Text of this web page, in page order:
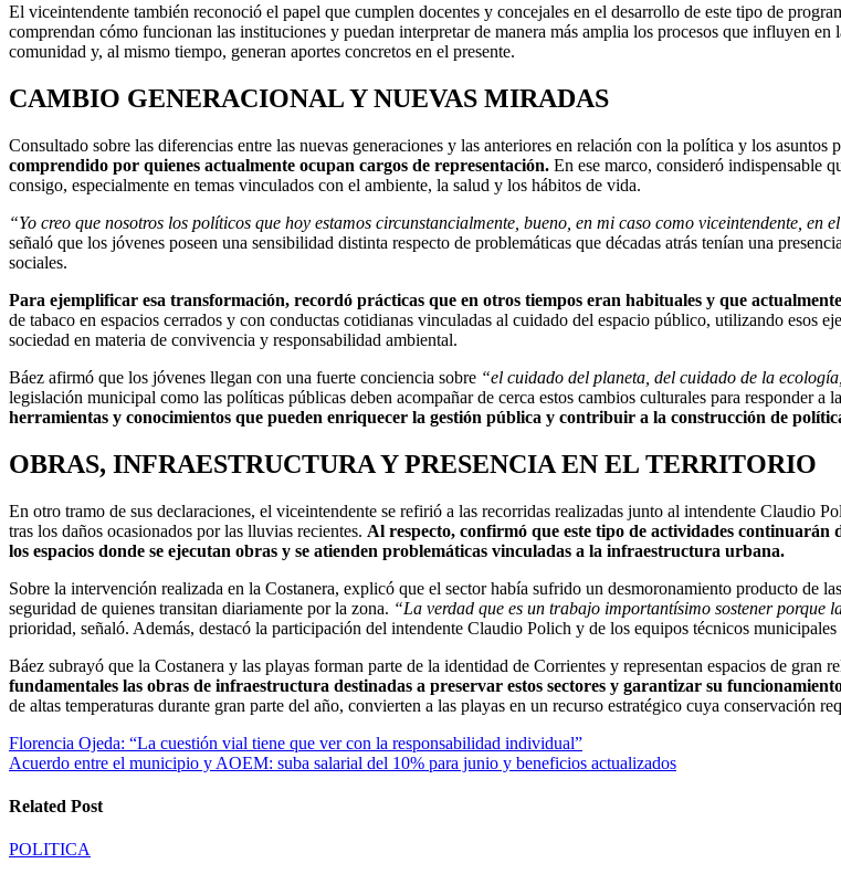
El viceintendente también reconoció el papel que cumplen docentes y concejales en el desarrollo de este tipo de
comprendan cómo funcionan las instituciones y puedan interpretar de manera más amplia los procesos que influyen
comunidad y, al mismo tiempo, generan aportes concretos en el presente.
CAMBIO GENERACIONAL Y NUEVAS MIRADAS
Consultado sobre las diferencias entre las nuevas generaciones y las anteriores en relación con la política y los asuntos
comprendido por quienes actualmente ocupan cargos de representación. En ese marco, consideró indispensable
consigo, especialmente en temas vinculados con el ambiente, la salud y los hábitos de vida.
“Yo creo que nosotros los políticos que hoy estamos circunstancialmente, bueno, en mi caso como viceintendente, en
señaló que los jóvenes poseen una sensibilidad distinta respecto de problemáticas que décadas atrás tenían una
sociales.
Para ejemplificar esa transformación, recordó prácticas que en otros tiempos eran habituales y que
de tabaco en espacios cerrados y con conductas cotidianas vinculadas al cuidado del espacio público, utilizando esos
sociedad en materia de convivencia y responsabilidad ambiental.
Báez afirmó que los jóvenes llegan con una fuerte conciencia sobre “el cuidado del planeta, del cuidado de la
legislación municipal como las políticas públicas deben acompañar de cerca estos cambios culturales para responder a
herramientas y conocimientos que pueden enriquecer la gestión pública y contribuir a la construcción de
OBRAS, INFRAESTRUCTURA Y PRESENCIA EN EL TERRITORIO
En otro tramo de sus declaraciones, el viceintendente se refirió a las recorridas realizadas junto al intendente Claudio
tras los daños ocasionados por las lluvias recientes. Al respecto, confirmó que este tipo de actividades
los espacios donde se ejecutan obras y se atienden problemáticas vinculadas a la infraestructura urbana.
Sobre la intervención realizada en la Costanera, explicó que el sector había sufrido un desmoronamiento producto de
seguridad de quienes transitan diariamente por la zona. “La verdad que es un trabajo importantísimo sostener porque
prioridad, señaló. Además, destacó la participación del intendente Claudio Polich y de los equipos técnicos municipales
Báez subrayó que la Costanera y las playas forman parte de la identidad de Corrientes y representan espacios de gran
fundamentales las obras de infraestructura destinadas a preservar estos sectores y garantizar su
de altas temperaturas durante gran parte del año, convierten a las playas en un recurso estratégico cuya conservación
Navegación
de
entradas
Florencia Ojeda: “La cuestión vial tiene que ver con la responsabilidad individual”
Acuerdo entre el municipio y AOEM: suba salarial del 10% para junio y beneficios actualizados
Related Post
POLITICA